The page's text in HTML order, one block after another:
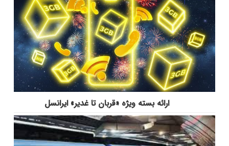
ارائه بسته ویژه «قربان تا غدیر» ایرانسل